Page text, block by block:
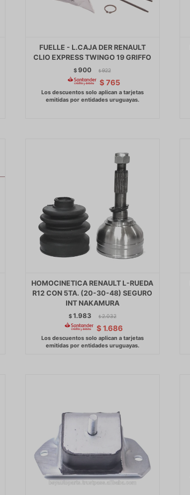
FUELLE - L.CAJA DER RENAULT
CLIO EXPRESS TWINGO 19 GRIFFO
$900 $ 922
$ 765
HOMOCINETICA RENAULT L-RUEDA
R12 CON 5TA. (20-30-48) SEGURO
INT NAKAMURA
$1.983 $ 2.032
$ 1.686